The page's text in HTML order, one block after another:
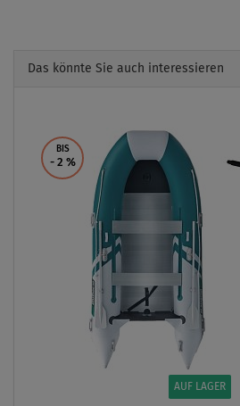
Das könnte Sie auch interessieren
BIS
- 2 %
AUF LAGER